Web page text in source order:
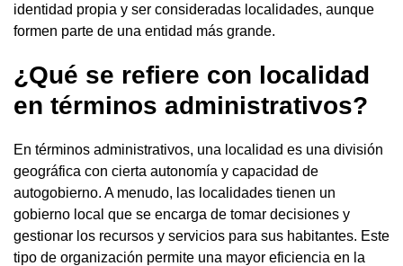
identidad propia y ser consideradas localidades, aunque
formen parte de una entidad más grande.
¿Qué se refiere con localidad
en términos administrativos?
En términos administrativos, una localidad es una división
geográfica con cierta autonomía y capacidad de
autogobierno. A menudo, las localidades tienen un
gobierno local que se encarga de tomar decisiones y
gestionar los recursos y servicios para sus habitantes. Este
tipo de organización permite una mayor eficiencia en la